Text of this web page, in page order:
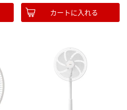
カートに入れる